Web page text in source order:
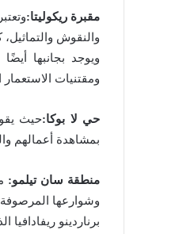
مقبرة ريكوليتا:
والنقوش
ويوجد بجانبها
ومقتنيات الاستعمار
حي لا بوكا:حيث
بمشاهدة أعمالهم
منطقة سان تيلمو:
وشوارعها
برناردينو